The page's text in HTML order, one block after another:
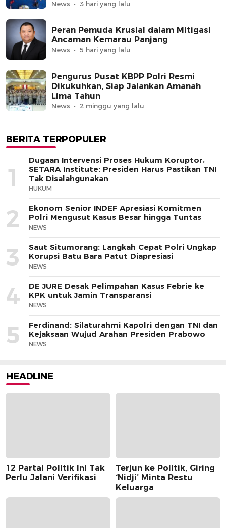
News 3 hari yang lalu
Peran Pemuda Krusial dalam Mitigasi
Ancaman Kemarau Panjang
News 5 hari yang lalu
Pengurus Pusat KBPP Polri Resmi
Dikukuhkan, Siap Jalankan Amanah
Lima Tahun
News 2 minggu yang lalu
BERITA TERPOPULER
1
Dugaan Intervensi Proses Hukum Koruptor,
SETARA Institute: Presiden Harus Pastikan TNI
Tak Disalahgunakan
HUKUM
2
Ekonom Senior INDEF Apresiasi Komitmen
Polri Mengusut Kasus Besar hingga Tuntas
NEWS
3
Saut Situmorang: Langkah Cepat Polri Ungkap
Korupsi Batu Bara Patut Diapresiasi
NEWS
4
DE JURE Desak Pelimpahan Kasus Febrie ke
KPK untuk Jamin Transparansi
NEWS
5
Ferdinand: Silaturahmi Kapolri dengan TNI dan
Kejaksaan Wujud Arahan Presiden Prabowo
NEWS
HEADLINE
12 Partai Politik Ini Tak
Perlu Jalani Verifikasi
Terjun ke Politik, Giring
‘Nidji’ Minta Restu
Keluarga